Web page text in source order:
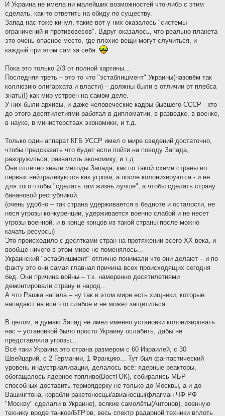
И Украина не имела ни малейших возможностей что-либо с этим
сделать, как-то ответить на обиду по существу.
Запад нас тоже кинул, такие вот у них оказалось "системы
ограничений и противовесов". Вдруг оказалось, что реально планета
это очень опасное место, где плохие вещи могут случиться, и
каждый при этом сам за себя.
Пока это только 2/3 от полной картины...
Последняя треть – это то что "эстаблишмент" Украины(назовём так
коллюзию олигархата и власти) – должны были в отличии от плебса
знать(!) как мир устроен на самом деле.
У них были архивы, и даже человеческие кадры бывшего СССР - кто
до этого десятилетиями работал в дипломатии, в разведке, в военке,
в науке, в министерствах экономики, и т.д.
Только один аппарат КГБ УССР имел о мире сведений достаточно,
чтобы предсказать что будет если пойти на поводу Запада,
разоружиться, развалить экономику, и т.д.
Они отлично знали методы Запада, как по такой схеме страны во
первых нейтрализуются как угроза, а после колонизируются - и не
для того чтобы "сделать там жизнь лучше", а чтобы сделать страну
банановой республикой.
(очень удобно – так страна удерживается в бедноте и осталости, не
неся угрозы конкуренции, удерживается военно слабой и не несет
угрозы военной, и в конце концов из такой страны после можно
качать ресурсы)
Это происходило с десятками стран на протяжении всего XX века, и
вообще ничего в этом мире не поменялось...
Украинский "эстаблишмент" отлично понимали что они делают – и по
факту это они самая главная причина всех происходящих сегодня
бед. Они причина войны – т.к. намеренно десятилетиями
демонтировали страну и народ...
А что Рашка напала – ну так в этом мире есть хищники, которые
нападают на всё что слабое и не может защититься.
В целом, я думаю Запад не имел именно установки колонизировать
нас – установкой было просто Украину ослабить, дабы не
представляла угрозы...
Всё таки Украина это страна размером с 60 Израилей, с 30
Швейцарий, с 2 Германии, 1 Францию... Тут был фантастический
уровень индустриализации, делалось всё: ядерные реакторы,
обогащалось ядерное топливо(ВостГОК), собирались МБР
способных доставить термоядерку не только до Москвы, а и до
Вашингтона, корабли ракетоносцы/авианосцы(флагман ЧФ РФ
"Москву" сделали в Украине), всякие самолёты(Антонов), военную
технику вроде танков/БТР'ов, весь спектр радарной техники вплоть